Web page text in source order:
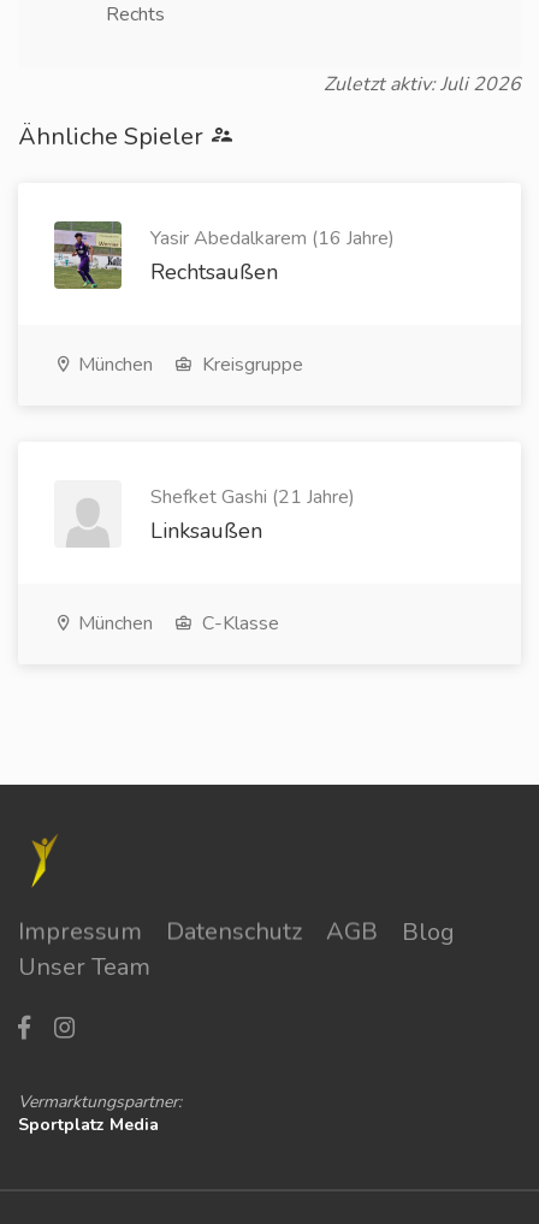
Rechts
Zuletzt aktiv: Juli 2026
Ähnliche Spieler
Yasir Abedalkarem (16 Jahre)
Rechtsaußen
München Kreisgruppe
Shefket Gashi (21 Jahre)
Linksaußen
München C-Klasse
Impressum Datenschutz AGB
Blog
Unser Team
Vermarktungspartner:
Sportplatz Media